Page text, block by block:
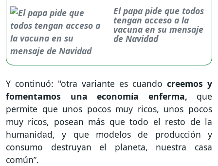
El papa pide que todos
tengan acceso a la
vacuna en su mensaje
de Navidad
Y continuó: "otra variante es cuando creemos y
fomentamos una economía enferma, que
permite que unos pocos muy ricos, unos pocos
muy ricos, posean más que todo el resto de la
humanidad, y que modelos de producción y
consumo destruyan el planeta, nuestra casa
común”.